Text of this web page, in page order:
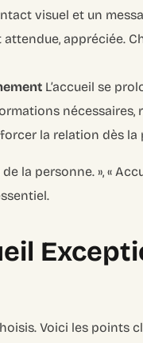
visuel et un
attendue, appréciée.
L’accueil se
nécessaires,
la relation dès la
la personne. », «
Voici les points